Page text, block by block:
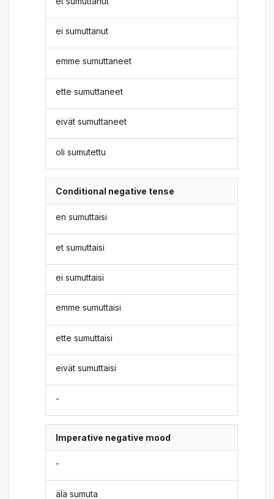
ei sumuttanut
emme sumuttaneet
ette sumuttaneet
eivät sumuttaneet
oli sumutettu
Conditional negative tense
en sumuttaisi
et sumuttaisi
ei sumuttaisi
emme sumuttaisi
ette sumuttaisi
eivät sumuttaisi
-
Imperative negative mood
-
älä sumuta